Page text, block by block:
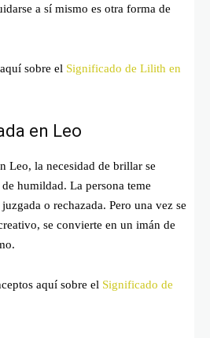
a sí mismo es otra forma de
sobre el Significado de Lilith en
en Leo
Leo, la necesidad de brillar se
humildad. La persona teme
o rechazada. Pero una vez se
se convierte en un imán de
aquí sobre el Significado de